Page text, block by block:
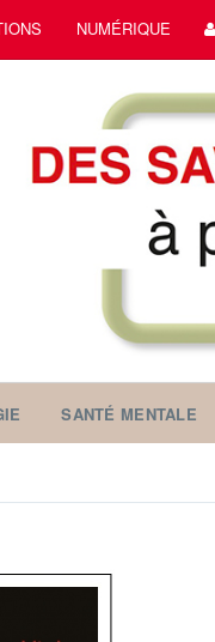
NUMÉRIQUE
SANTÉ MENTALE